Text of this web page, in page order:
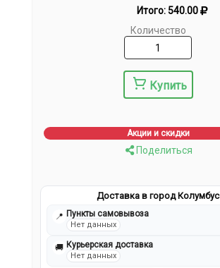
Итого:540.00
Количество
Купить
Акции и скидки
Поделиться
Доставка в город Колумбус
📍 Пункты самовывоза
Нет данных
🚚 Курьерская доставка
Нет данных